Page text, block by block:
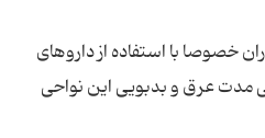
خصوصا با استفاده از داروهای
مدت عرق و بدبویی این نواحی